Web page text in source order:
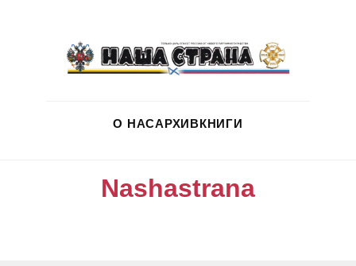
О НАСАРХИВКНИГИ
Nashastrana